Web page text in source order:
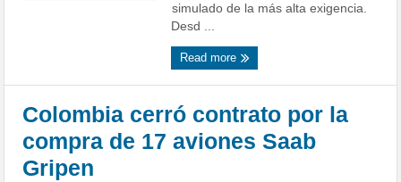
simulado de la más alta exigencia.
Desd ...
Read more
Colombia cerró contrato por la
compra de 17 aviones Saab
Gripen